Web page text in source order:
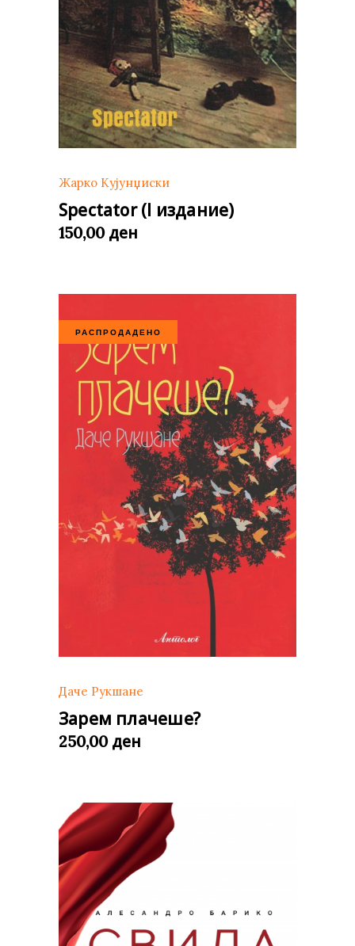
Жарко Кујунџиски
Spectator (I издание)
150,00 ден
РАСПРОДАДЕНО
Даче Рукшане
Зарем плачеше?
250,00 ден